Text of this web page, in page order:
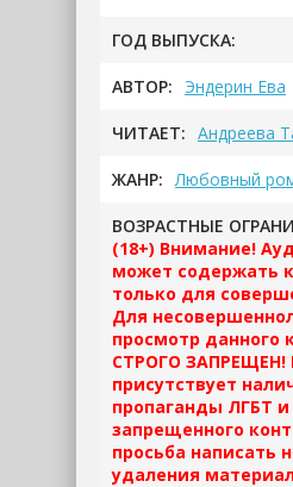
ГОД ВЫПУСКА:
АВТОР: Эндерин Ева
ЧИТАЕТ: Андреева
ЖАНР: Любовный
ВОЗРАСТНЫЕ
(18+) Внимание!
может содержать
только для
Для
просмотр данного
СТРОГО ЗАПРЕЩЕН!
присутствует
пропаганды ЛГБТ и
запрещенного
просьба написать
удаления